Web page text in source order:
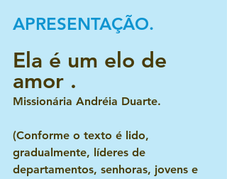
APRESENTAÇÃO.
Ela é um elo de
amor .
Missionária Andréia Duarte.
(Conforme o texto é lido,
gradualmente, líderes de
departamentos, senhoras, jovens e